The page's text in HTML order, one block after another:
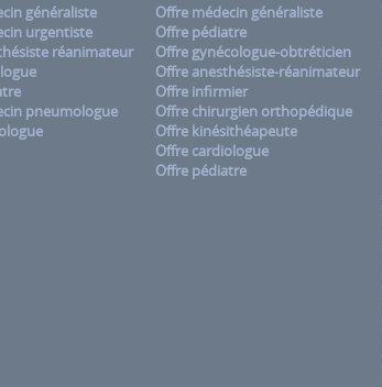
généraliste
urgentiste
réanimateur
pneumologue
Offre médecin généraliste
Offre pédiatre
Offre gynécologue-obtréticien
Offre anesthésiste-réanimateur
Offre infirmier
Offre chirurgien orthopédique
Offre kinésithéapeute
Offre cardiologue
Offre pédiatre